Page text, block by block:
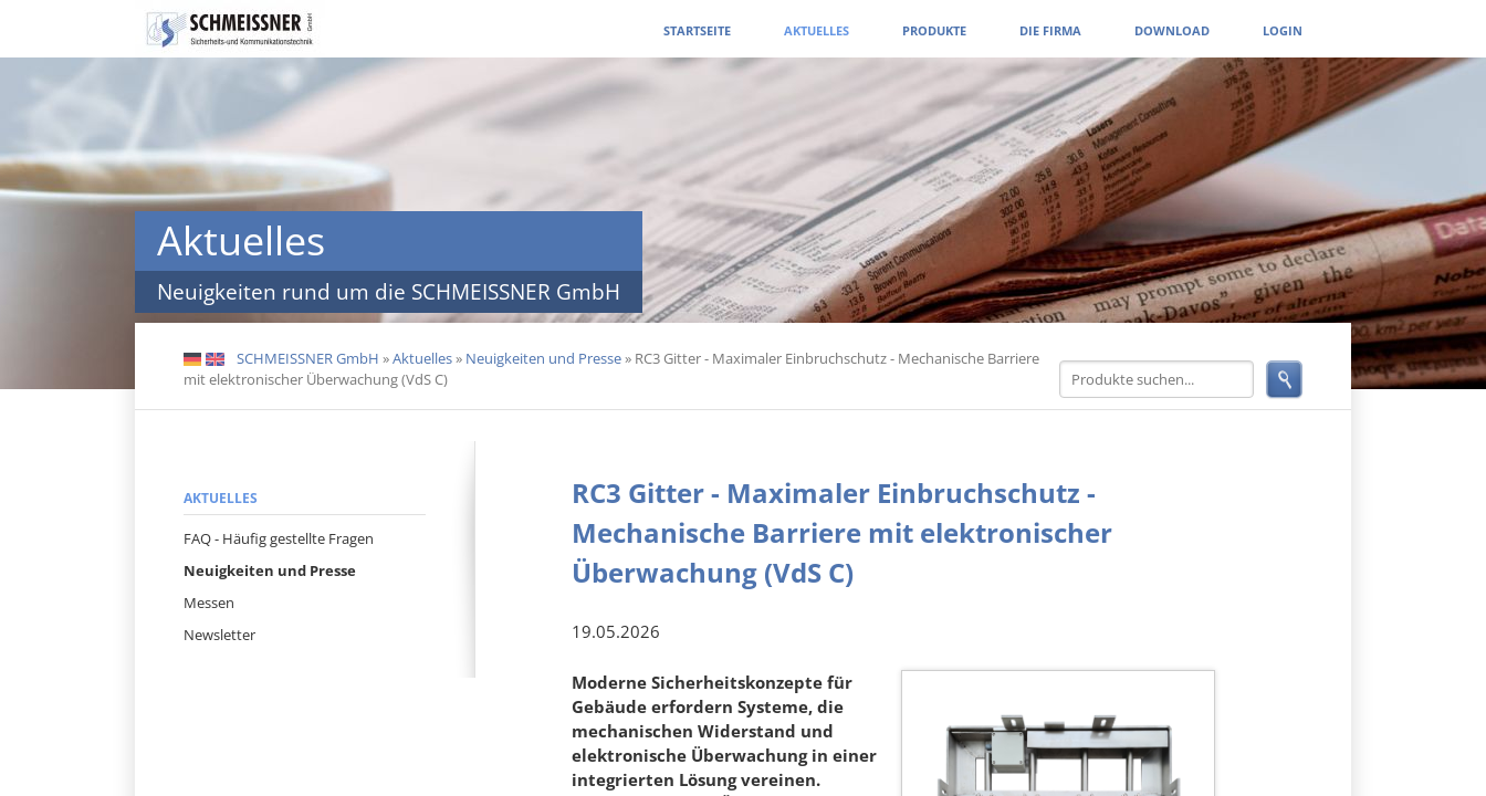
überspringen
STARTSEITE AKTUELLES PRODUKTE DIE FIRMA DOWNLOAD LOGIN
überspringen
Aktuelles
Neuigkeiten rund um die SCHMEISSNER GmbH
DE EN SCHMEISSNER GmbH »Aktuelles» Neuigkeiten und Presse» RC3 Gitter - Maximaler Einbruchschutz - Mechanische Barriere
mit elektronischer Überwachung (VdS C)
Navigation
AKTUELLES
FAQ - Häufig gestellte Fragen
Neuigkeiten und Presse
Messen
Newsletter
RC3 Gitter - Maximaler Einbruchschutz -
Mechanische Barriere mit elektronischer
Überwachung (VdS C)
19.05.2026
Moderne Sicherheitskonzepte für
Gebäude erfordern Systeme, die
mechanischen Widerstand und
elektronische Überwachung in einer
integrierten Lösung vereinen.